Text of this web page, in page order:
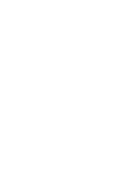
সাচিং প্রু জেরী